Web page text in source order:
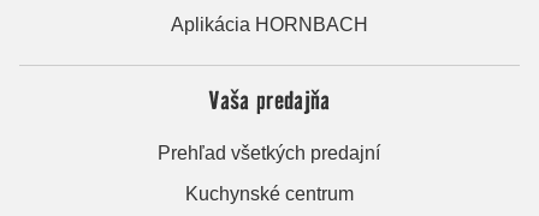
Aplikácia HORNBACH
Vaša predajňa
Prehľad všetkých predajní
Kuchynské centrum